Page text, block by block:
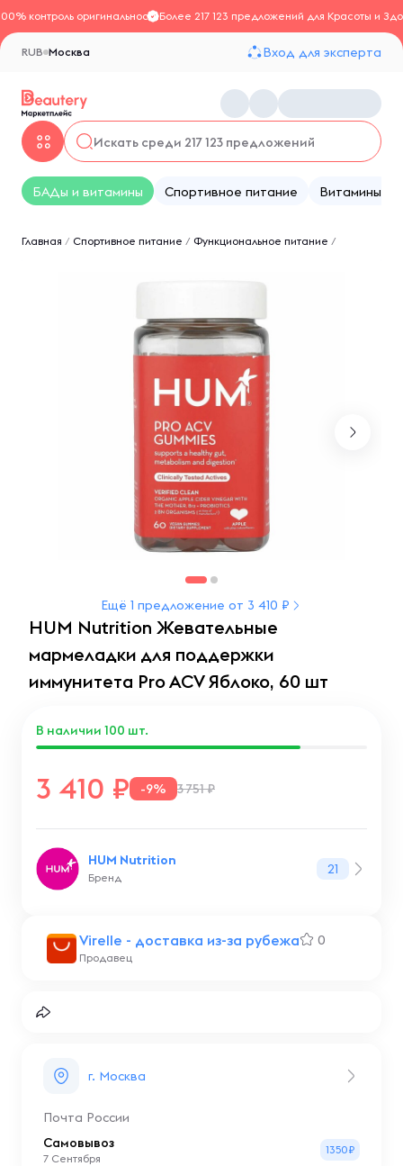
контроль оригинальностиБолее 217 123 предложений для Красоты и
Москва
RUB Вход для эксперта
БАДы и витамины Спортивное питание Витамины
Главная / Спортивное питание / Функциональное питание /
Ещё 1 предложение от 3 410 ₽
HUM Nutrition Жевательные
мармеладки для поддержки
иммунитета Pro ACV Яблоко, 60 шт
Virelle - доставка из-за рубежа 0
Продавец
3 410 -9% 3 751 ₽
В наличии 100 шт.
HUM Nutrition
Бренд
21
г. Москва
Почта России
Самовывоз
7 Сентября
1350₽